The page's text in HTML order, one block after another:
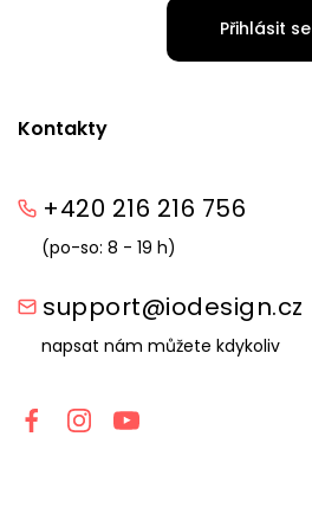
Kontakty
+420 216 216 756
(po-so: 8 - 19 h)
support@iodesign.cz
napsat nám můžete kdykoliv
Přihlásit se